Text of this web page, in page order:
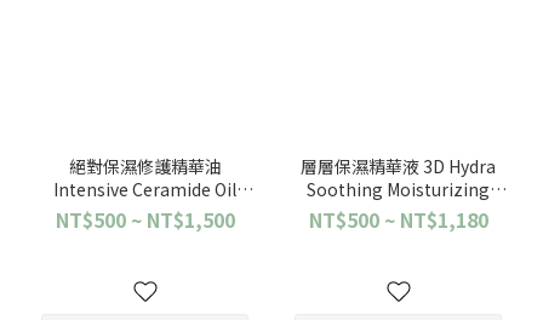
絕對保濕修護精華油
Intensive Ceramide Oil
Emulsion
NT$500 ~ NT$1,500
層層保濕精華液 3D Hydra
Soothing Moisturizing
Serum
NT$500 ~ NT$1,180